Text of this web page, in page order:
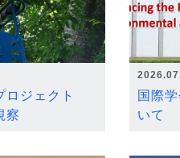
ロジェクト
察
国際
いて